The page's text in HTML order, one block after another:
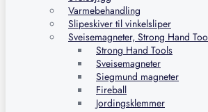
Varmebehandling
Slipeskiver til vinkelsliper
Sveisemagneter, Strong Hand
Strong Hand Tools
Sveisemagneter
Siegmund magneter
Fireball
Jordingsklemmer